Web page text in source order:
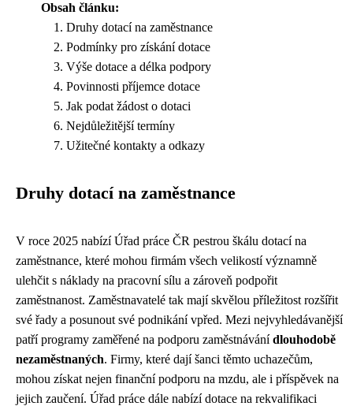
Obsah článku:
Druhy dotací na zaměstnance
Podmínky pro získání dotace
Výše dotace a délka podpory
Povinnosti příjemce dotace
Jak podat žádost o dotaci
Nejdůležitější termíny
Užitečné kontakty a odkazy
Druhy dotací na zaměstnance
V roce 2025 nabízí Úřad práce ČR pestrou škálu dotací na
zaměstnance, které mohou firmám všech velikostí významně
ulehčit s náklady na pracovní sílu a zároveň podpořit
zaměstnanost. Zaměstnavatelé tak mají skvělou příležitost rozšířit
své řady a posunout své podnikání vpřed. Mezi nejvyhledávanější
patří programy zaměřené na podporu zaměstnávánídlouhodobě
nezaměstnaných. Firmy, které dají šanci těmto uchazečům,
mohou získat nejen finanční podporu na mzdu, ale i příspěvek na
jejich zaučení. Úřad práce dále nabízí dotace na rekvalifikaci